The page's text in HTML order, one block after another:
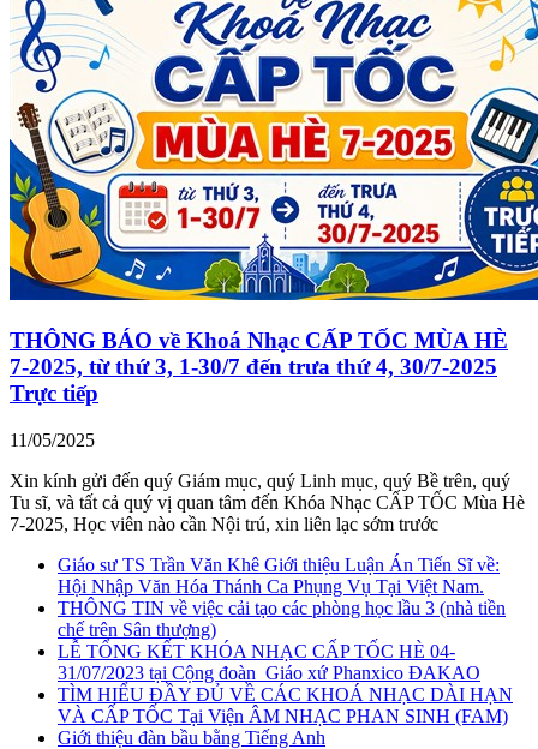
THÔNG BÁO về Khoá Nhạc CẤP TỐC MÙA HÈ
7-2025, từ thứ 3, 1-30/7 đến trưa thứ 4, 30/7-2025
Trực tiếp
11/05/2025
Xin kính gửi đến quý Giám mục, quý Linh mục, quý Bề trên, quý
Tu sĩ, và tất cả quý vị quan tâm đến Khóa Nhạc CẤP TỐC Mùa Hè
7-2025, Học viên nào cần Nội trú, xin liên lạc sớm trước
Giáo sư TS Trần Văn Khê Giới thiệu Luận Án Tiến Sĩ về:
Hội Nhập Văn Hóa Thánh Ca Phụng Vụ Tại Việt Nam.
THÔNG TIN về việc cải tạo các phòng học lầu 3 (nhà tiền
chế trên Sân thượng)
LỄ TỔNG KẾT KHÓA NHẠC CẤP TỐC HÈ 04-
31/07/2023 tại Cộng đoàn_Giáo xứ Phanxico ĐAKAO
TÌM HIỂU ĐẦY ĐỦ VỀ CÁC KHOÁ NHẠC DÀI HẠN
VÀ CẤP TỐC Tại Viện ÂM NHẠC PHAN SINH (FAM)
Giới thiệu đàn bầu bằng Tiếng Anh